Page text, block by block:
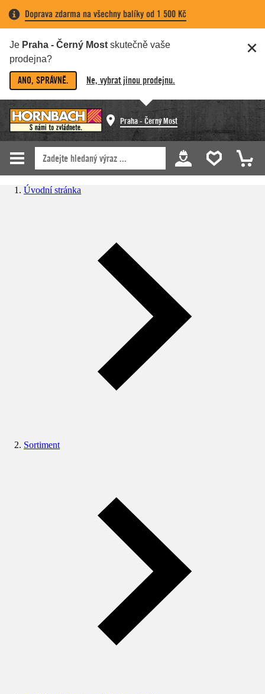
Doprava zdarma na všechny balíky od 1 500 Kč
Je Praha - Černý Most skutečně vaše
prodejna?
ANO, SPRÁVNĚ. Ne, vybrat jinou prodejnu.
Praha - Černý Most
Úvodní stránka
Sortiment